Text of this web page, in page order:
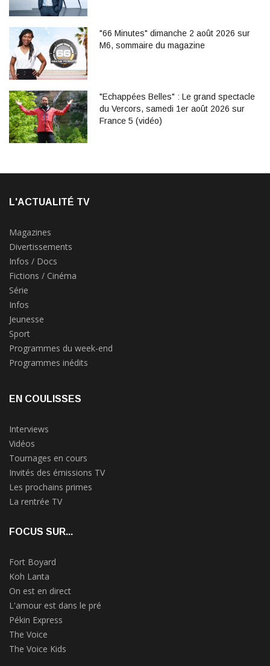
"66 Minutes" dimanche 2 août 2026 sur
M6, sommaire du magazine
"Echappées Belles" : Le grand spectacle
du Vercors, samedi 1er août 2026 sur
France 5 (vidéo)
L'ACTUALITÉ TV
Magazines
Divertissements
Infos / Docs
Fictions / Cinéma
Série
Infos
Jeunesse
Sport
Programmes du week-end
Programmes inédits
EN COULISSES
Interviews
Vidéos
Tournages en cours
Invités des émissions TV
Les prochains primes
La rentrée TV
FOCUS SUR...
Fort Boyard
Koh Lanta
On est en direct
L'amour est dans le pré
Pékin Express
The Voice
The Voice Kids